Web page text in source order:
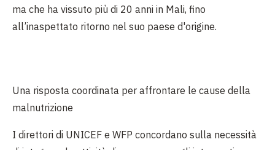
ma che ha vissuto più di 20 anni in Mali, fino
all’inaspettato ritorno nel suo paese d'origine.
Una risposta coordinata per affrontare le cause della
malnutrizione
I direttori di UNICEF e WFP concordano sulla necessità